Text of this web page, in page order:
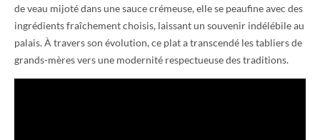
de veau mijoté dans une sauce crémeuse, elle se peaufine avec des
ingrédients fraîchement choisis, laissant un souvenir indélébile au
palais. À travers son évolution, ce plat a transcendé les tabliers de
grands-mères vers une modernité respectueuse des traditions.